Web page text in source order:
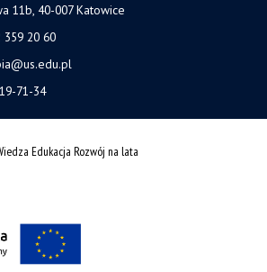
11b, 40-007 Katowice
359 20 60
71-34
Edukacja Rozwój na lata